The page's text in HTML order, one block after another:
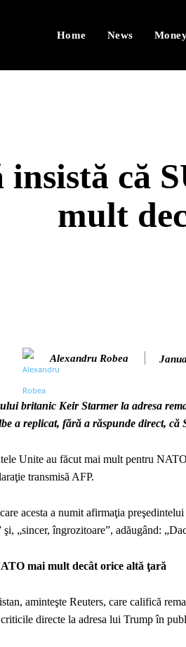
Home News
insistă că
mult
Alexandru Robea
britanic Keir Starmer la adresa
a replicat, fără a răspunde direct,
Unite au făcut mai mult pentru
transmisă AFP.
acesta a numit afirmaţia
„sincer, îngrozitoare”, adăugând:
mai mult decât orice altă ţară
aminteşte Reuters, care califică
directe la adresa lui Trump în